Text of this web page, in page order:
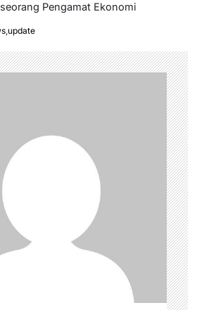
Pengamat Ekonomi
,update